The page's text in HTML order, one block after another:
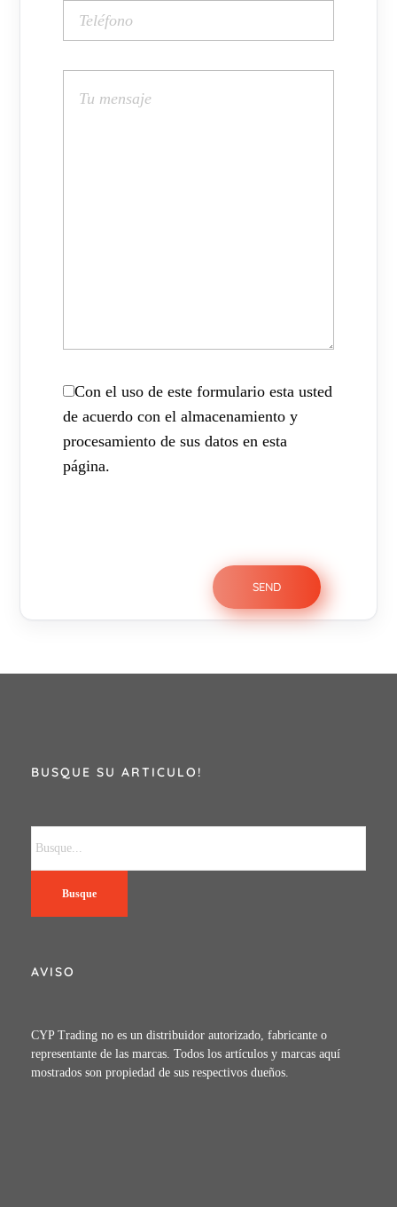
Con el uso de este formulario esta usted
de acuerdo con el almacenamiento y
procesamiento de sus datos en esta
página.
BUSQUE SU ARTICULO!
Busque
AVISO
CYP Trading no es un distribuidor autorizado, fabricante o
representante de las marcas. Todos los artículos y marcas aquí
mostrados son propiedad de sus respectivos dueños.